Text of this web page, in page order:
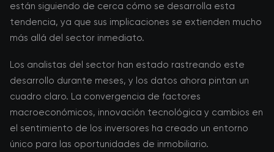
están siguiendo de cerca cómo se desarrolla esta
tendencia, ya que sus implicaciones se extienden mucho
más allá del sector inmediato.
Los analistas del sector han estado rastreando este
desarrollo durante meses, y los datos ahora pintan un
cuadro claro. La convergencia de factores
macroeconómicos, innovación tecnológica y cambios en
el sentimiento de los inversores ha creado un entorno
único para las oportunidades de inmobiliario.